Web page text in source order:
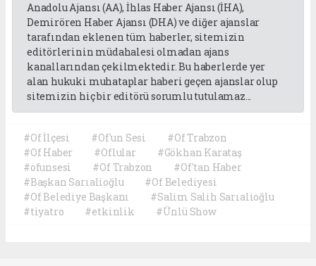
Anadolu Ajansı (AA), İhlas Haber Ajansı (İHA),
Demirören Haber Ajansı (DHA) ve diğer ajanslar
tarafından eklenen tüm haberler, sitemizin
editörlerinin müdahalesi olmadan ajans
kanallarından çekilmektedir. Bu haberlerde yer
alan hukuki muhataplar haberi geçen ajanslar olup
sitemizin hiç bir editörü sorumlu tutulamaz...
#Of İlçesi #Of'un Sesi
#Of Trabzon
#Of Haber
#Oflular
#Gökhan Karataş
#ofunsesi
#Of Trabzon
#Of'tan Haber
#Başkan Sarıalioğlu
#Of Belediyesi
#Of Belediye Başkanı
#Salim Salih Sarıalioğlu
#tiyatro
#etkinlik #Ünlü Show